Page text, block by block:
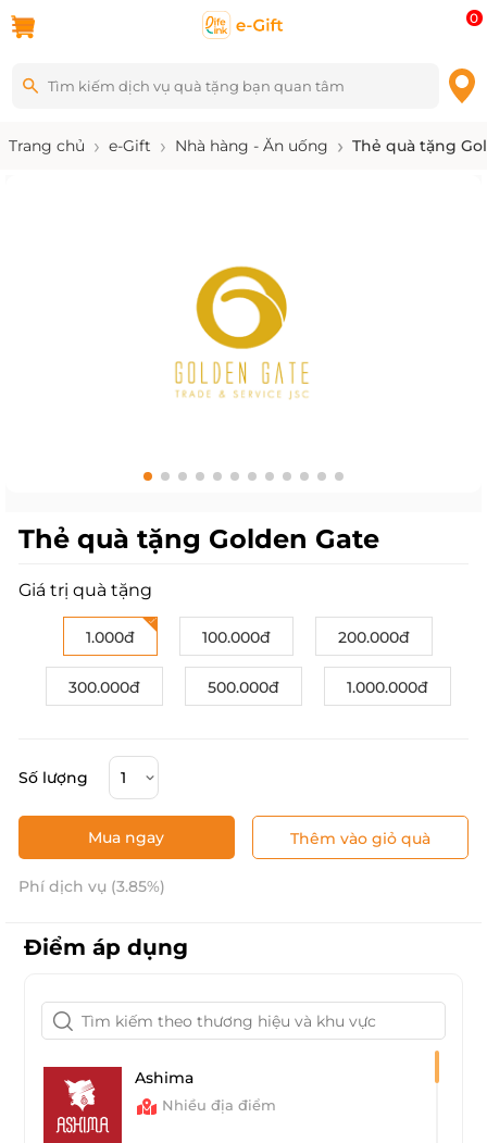
0
Trang chủ e-Gift Nhà hàng - Ăn uống Thẻ quà tặng
Thẻ quà tặng Golden Gate
Giá trị quà tặng
1.000đ 100.000đ 200.000đ
300.000đ 500.000đ 1.000.000đ
Số lượng
Mua ngay Thêm vào giỏ quà
Phí dịch vụ (3.85%)
Điểm áp dụng
Ashima
Nhiều địa điểm